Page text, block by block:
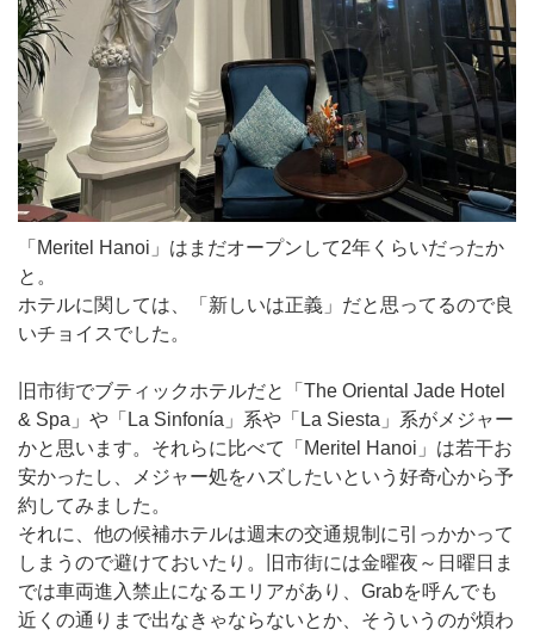
「Meritel Hanoi」はまだオープンして2年くらいだったか
と。
ホテルに関しては、「新しいは正義」だと思ってるので良
いチョイスでした。
旧市街でブティックホテルだと「The Oriental Jade Hotel
& Spa」や「La Sinfonía」系や「La Siesta」系がメジャー
かと思います。それらに比べて「Meritel Hanoi」は若干お
安かったし、メジャー処をハズしたいという好奇心から予
約してみました。
それに、他の候補ホテルは週末の交通規制に引っかかって
しまうので避けておいたり。旧市街には金曜夜～日曜日ま
では車両進入禁止になるエリアがあり、Grabを呼んでも
近くの通りまで出なきゃならないとか、そういうのが煩わ